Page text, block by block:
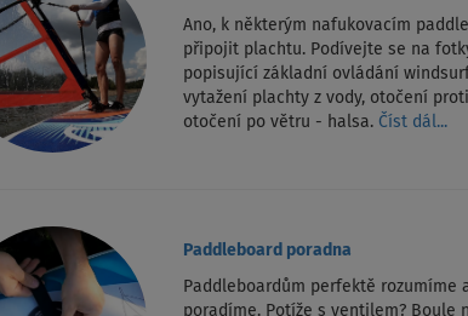
Ano, k některým nafukovacím
připojit plachtu. Podívejte se na
popisující základní ovládání
vytažení plachty z vody, otočení
otočení po větru - halsa. Číst dál...
Paddleboard poradna
Paddleboardům perfektě rozumíme
poradíme. Potíže s ventilem? Boule